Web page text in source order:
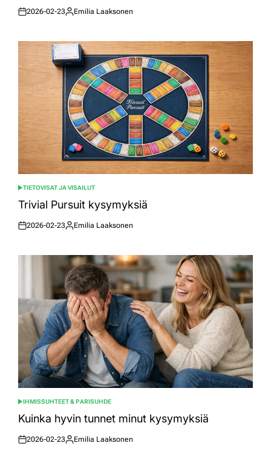
Posted
2026-02-23
Posted
Emilia Laaksonen
POSTED
IN
TIETOVISAT JA VISAILUT
Trivial Pursuit kysymyksiä
Posted
2026-02-23
Posted
Emilia Laaksonen
POSTED
IN
IHMISSUHTEET & PARISUHDE
Kuinka hyvin tunnet minut kysymyksiä
Posted
2026-02-23
Posted
Emilia Laaksonen